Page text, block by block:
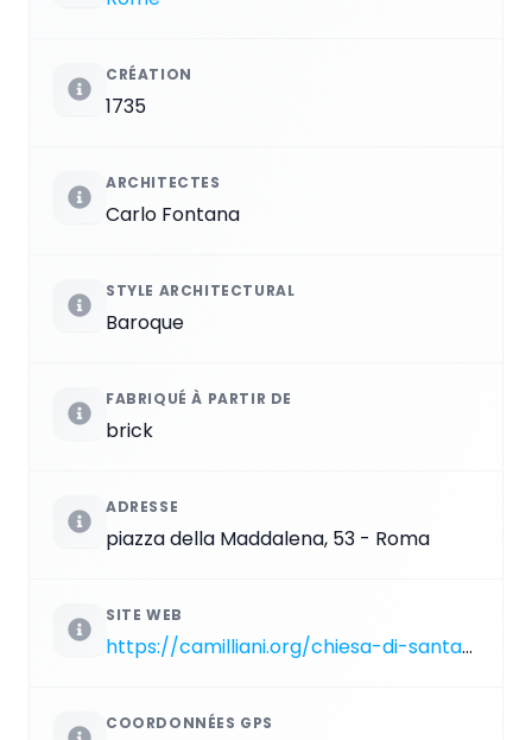
CRÉATION
1735
ARCHITECTES
Carlo Fontana
STYLE ARCHITECTURAL
Baroque
FABRIQUÉ À PARTIR DE
brick
ADRESSE
piazza della Maddalena, 53 - Roma
SITE WEB
https://camilliani.org/chiesa-di-santa-maria-maddalena-cenni-storici
COORDONNÉES GPS